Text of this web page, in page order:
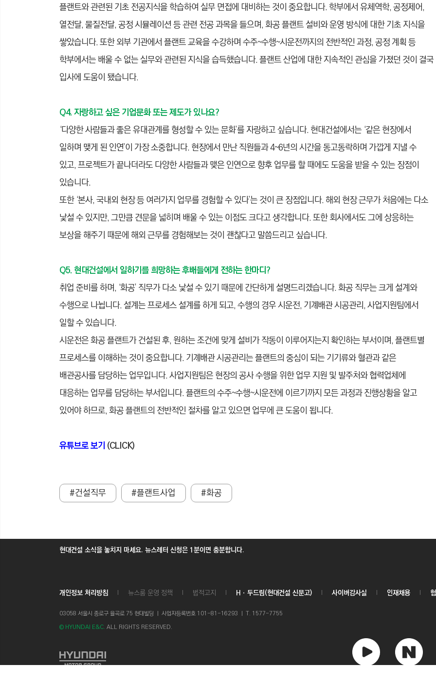
플랜트와 관련된 기초 전공지식을 학습하여 실무 면접에 대비하는 것이 중요합니다. 학부에서 유체역학, 공정제어,
열전달, 물질전달, 공정 시뮬레이션 등 관련 전공 과목을 들으며, 화공 플랜트 설비와 운영 방식에 대한 기초 지식을
쌓았습니다. 또한 외부 기관에서 플랜트 교육을 수강하며 수주~수행~시운전까지의 전반적인 과정, 공정 계획 등
학부에서는 배울 수 없는 실무와 관련된 지식을 습득했습니다. 플랜트 산업에 대한 지속적인 관심을 가졌던 것이 결국
입사에 도움이 됐습니다.
Q4. 자랑하고 싶은 기업문화 또는 제도가 있나요?
‘다양한 사람들과 좋은 유대관계를 형성할 수 있는 문화’를 자랑하고 싶습니다. 현대건설에서는 ‘같은 현장에서
일하며 맺게 된 인연’이 가장 소중합니다. 현장에서 만난 직원들과 4~6년의 시간을 동고동락하며 가깝게 지낼 수
있고, 프로젝트가 끝나더라도 다양한 사람들과 맺은 인연으로 향후 업무를 할 때에도 도움을 받을 수 있는 장점이
있습니다.
또한 ‘본사, 국내외 현장 등 여러가지 업무를 경험할 수 있다’는 것이 큰 장점입니다. 해외 현장 근무가 처음에는 다소
낯설 수 있지만, 그만큼 견문을 넓히며 배울 수 있는 이점도 크다고 생각합니다. 또한 회사에서도 그에 상응하는
보상을 해주기 때문에 해외 근무를 경험해보는 것이 괜찮다고 말씀드리고 싶습니다.
Q5. 현대건설에서 일하기를 희망하는 후배들에게 전하는 한마디?
취업 준비를 하며, ‘화공’ 직무가 다소 낯설 수 있기 때문에 간단하게 설명드리겠습니다. 화공 직무는 크게 설계와
수행으로 나뉩니다. 설계는 프로세스 설계를 하게 되고, 수행의 경우 시운전, 기계ᆞ배관 시공관리, 사업지원팀에서
일할 수 있습니다.
시운전은 화공 플랜트가 건설된 후, 원하는 조건에 맞게 설비가 작동이 이루어지는지 확인하는 부서이며, 플랜트별
프로세스를 이해하는 것이 중요합니다. 기계ᆞ배관 시공관리는 플랜트의 중심이 되는 기기류와 혈관과 같은
배관공사를 담당하는 업무입니다. 사업지원팀은 현장의 공사 수행을 위한 업무 지원 및 발주처와 협력업체에
대응하는 업무를 담당하는 부서입니다. 플랜트의 수주~수행~시운전에 이르기까지 모든 과정과 진행상황을 알고
있어야 하므로, 화공 플랜트의 전반적인 절차를 알고 있으면 업무에 큰 도움이 됩니다.
유튜브로 보기 (CLICK)
#건설직무 #플랜트사업 #화공
현대건설 소식을 놓치지 마세요. 뉴스레터 신청은 1분이면 충분합니다.
개인정보 처리방침 뉴스룸 운영 정책 법적고지 Hㆍ두드림(현대건설 신문고) 사이버감사실 인재채용
03058 서울시 종로구 율곡로 75 현대빌딩 ㅣ 사업자등록번호 101-81-16293 ㅣ T. 1577-7755
© HYUNDAI E&C. ALL RIGHTS RESERVED.